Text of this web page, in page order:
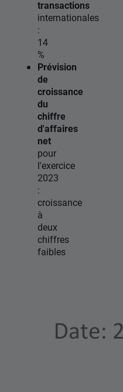
transactions
internationales
:
14
%
Prévision
de
croissance
du
chiffre
d'affaires
net
pour
l'exercice
2023
:
croissance
à
deux
chiffres
faibles